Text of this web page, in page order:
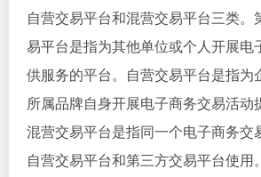
自营交易平台和混营交易平台三类。
易平台是指为其他单位或个人开展电
供服务的平台。自营交易平台是指为
所属品牌自身开展电子商务交易活动
混营交易平台是指同一个电子商务交
自营交易平台和第三方交易平台使用